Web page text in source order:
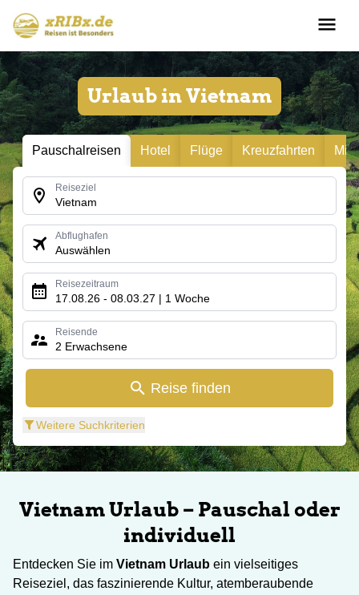
Urlaub in Vietnam
Pauschalreisen Hotel Flüge Kreuzfahrten
Reiseziel
Vietnam
Abflughafen
Auswählen
Reisezeitraum
17.08.26 - 08.03.27 | 1 Woche
Reisende
2 Erwachsene
Reise finden
Weitere Suchkriterien
Vietnam Urlaub – Pauschal oder
individuell
Entdecken Sie im Vietnam Urlaub ein vielseitiges
Reiseziel, das faszinierende Kultur, atemberaubende